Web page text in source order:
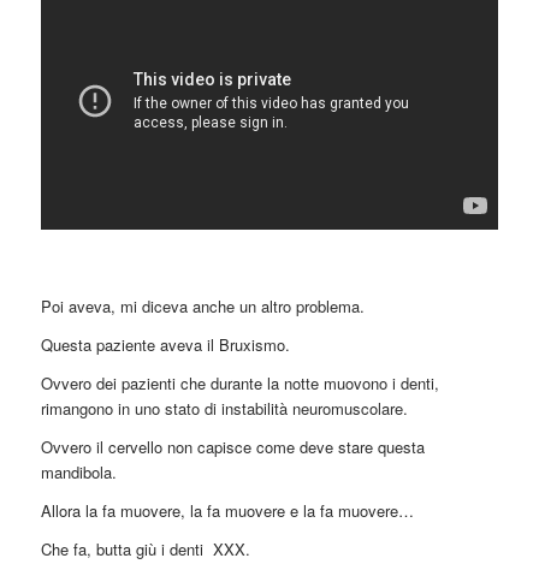
Poi aveva, mi diceva anche un altro problema.
Questa paziente aveva il Bruxismo.
Ovvero dei pazienti che durante la notte muovono i denti,
rimangono in uno stato di instabilità neuromuscolare.
Ovvero il cervello non capisce come deve stare questa
mandibola.
Allora la fa muovere, la fa muovere e la fa muovere…
Che fa, butta giù i denti XXX.